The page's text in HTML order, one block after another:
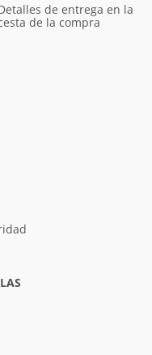
de entrega en la
de la compra